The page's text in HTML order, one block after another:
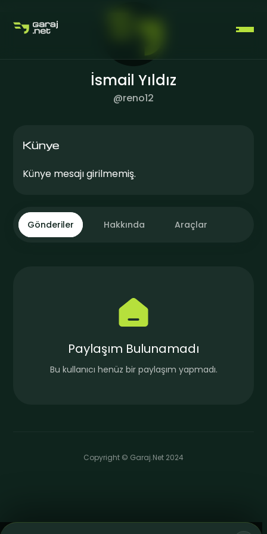
GIRIŞ YAP
İsmail Yıldız
@reno12
Künye
Künye mesajı girilmemiş.
Gönderiler Hakkında Araçlar
Paylaşım Bulunamadı
Bu kullanıcı henüz bir paylaşım yapmadı.
Copyright © Garaj.Net 2024